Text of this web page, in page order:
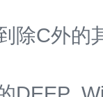
除C外的